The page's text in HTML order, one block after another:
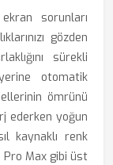
sorunları
gözden
sürekli
otomatik
ömrünü
ederken yoğun
kaynaklı renk
Pro Max gibi üst